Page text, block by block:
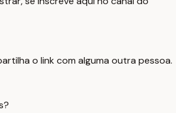
o link com alguma outra pessoa.